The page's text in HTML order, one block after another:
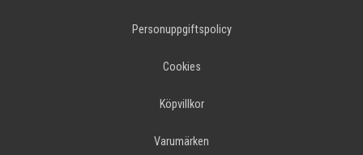
Personuppgiftspolicy
Cookies
Köpvillkor
Varumärken